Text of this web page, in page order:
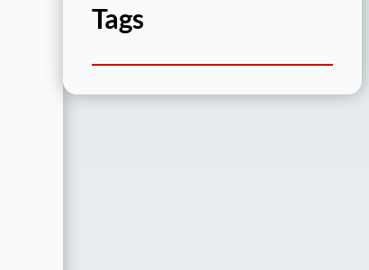
Tags